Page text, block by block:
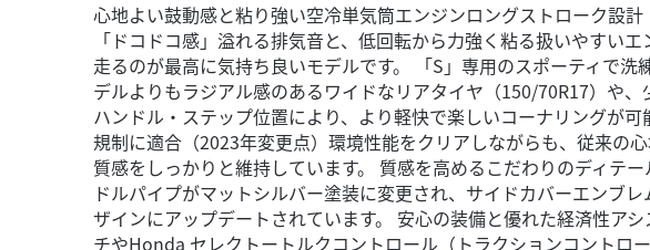
心地よい鼓動感と粘り強い空冷単気筒エンジンロングストローク設
「ドコドコ感」溢れる排気音と、低回転から力強く粘る扱いやすい
走るのが最高に気持ち良いモデルです。 「S」専用のスポーティで洗
デルよりもラジアル感のあるワイドなリアタイヤ（150/70R17）や
ハンドル・ステップ位置により、より軽快で楽しいコーナリングが可
規制に適合（2023年変更点）環境性能をクリアしながらも、従来の
質感をしっかりと維持しています。 質感を高めるこだわりのディテ
ドルパイプがマットシルバー塗装に変更され、サイドカバーエンブ
ザインにアップデートされています。 安心の装備と優れた経済性ア
チやHonda セレクトートルクコントロール（トラクションコントロ